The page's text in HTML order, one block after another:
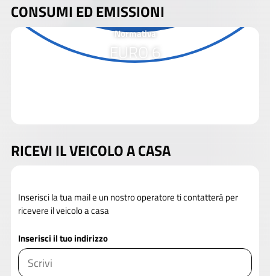
CONSUMI ED EMISSIONI
Normativa
EURO 6
RICEVI IL VEICOLO A CASA
Inserisci la tua mail e un nostro operatore ti contatterà per
ricevere il veicolo a casa
Inserisci il tuo indirizzo